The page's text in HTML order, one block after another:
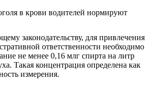
законодательству, для привлечения
ответственности необходимо
не менее 0,16 млг спирта на литр
Такая концентрация определена как
измерения.